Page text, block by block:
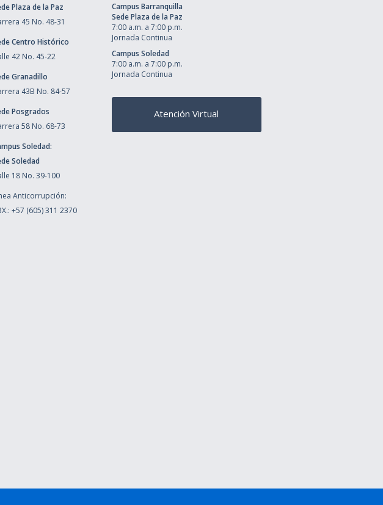
Plaza de la Paz
45 No. 48-31
Centro Histórico
42 No. 45-22
Granadillo
43B No. 84-57
Posgrados
58 No. 68-73
Soledad:
Soledad
18 No. 39-100
Anticorrupción:
+57 (605) 311 2370
Campus Barranquilla
Sede Plaza de la Paz
7:00 a.m. a 7:00 p.m.
Jornada Continua
Campus Soledad
7:00 a.m. a 7:00 p.m.
Jornada Continua
Atención Virtual